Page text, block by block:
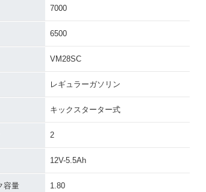
7000
6500
VM28SC
レギュラーガソリン
キックスターター式
2
12V-5.5Ah
容量 1.80